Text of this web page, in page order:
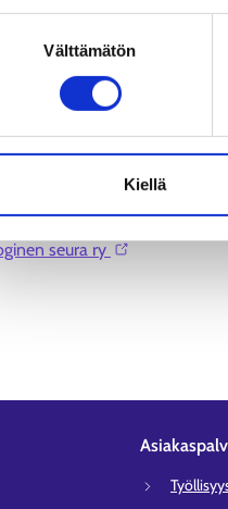
Tietosuoja ja
Välttämätön
Kiellä
ry
seura ry